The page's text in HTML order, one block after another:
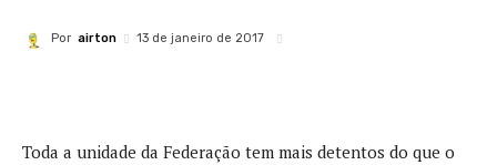
Por airton 13 de janeiro de 2017
Toda a unidade da Federação tem mais detentos do que o